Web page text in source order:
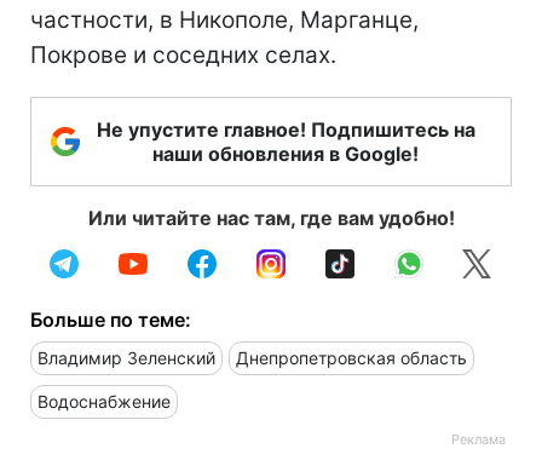
частности, в Никополе, Марганце,
Покрове и соседних селах.
Не упустите главное! Подпишитесь на
наши обновления в Google!
Или читайте нас там, где вам удобно!
Больше по теме:
Владимир Зеленский Днепропетровская область
Водоснабжение